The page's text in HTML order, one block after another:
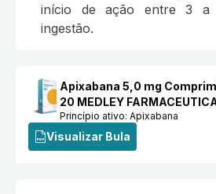
início de ação entre 3 a
ingestão.
Apixabana 5,0 mg
20 MEDLEY
Princípio ativo:Apixabana
Visualizar Bula